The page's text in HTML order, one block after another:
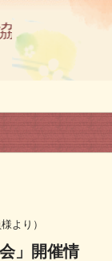
より）
」開催情